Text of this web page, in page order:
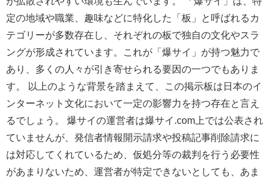
定の地域や職業、趣味などに特化した「板」と呼ばれるカ
テゴリーが多数存在し、それぞれの板で独自の文化やスラ
ングが形成されています。これが「爆サイ」が持つ魅力で
あり、多くの人々が引き寄せられる要因の一つでもありま
す。 以上のような背景を踏まえて、この掲示板は日本のイ
ンターネット文化において一定の影響力を持つ存在と言え
るでしょう。 爆サイの運営者は爆サイ.com上では公表され
ていませんが、発信者情報開示請求や投稿記事削除請求に
は対応してくれているため、仮処分等の裁判を行う必要性
があまりないため、運営者が特定できないとしても、あま